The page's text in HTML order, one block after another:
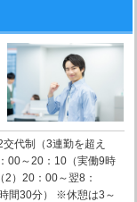
代制（3連勤を超え
00～20：10（実働9時
）20：00～翌8：
間30分） ※休憩は3～